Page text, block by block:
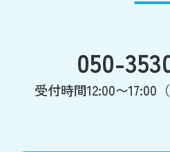
050-
受付時間12:00〜17:00